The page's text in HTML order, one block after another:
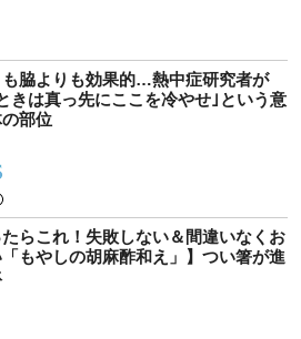
脇よりも効果的…熱中症研究者が
きは真っ先にここを冷やせ｣という意
部位
たらこれ！失敗しない＆間違いなくお
もやしの胡麻酢和え」】つい箸が進